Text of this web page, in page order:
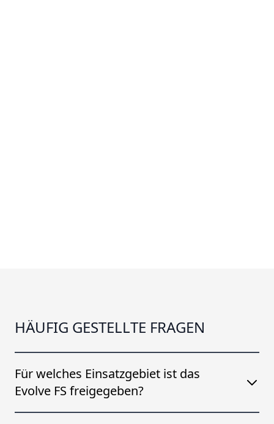
HÄUFIG GESTELLTE FRAGEN
Für welches Einsatzgebiet ist das
Evolve FS freigegeben?